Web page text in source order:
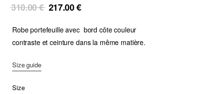
310.00€ Original
was:
310.00 €.
217.00€
is:
217.00 €.
Robe portefeuille avec bord côte couleur
contraste et ceinture dans la même matière.
Size guide
Size